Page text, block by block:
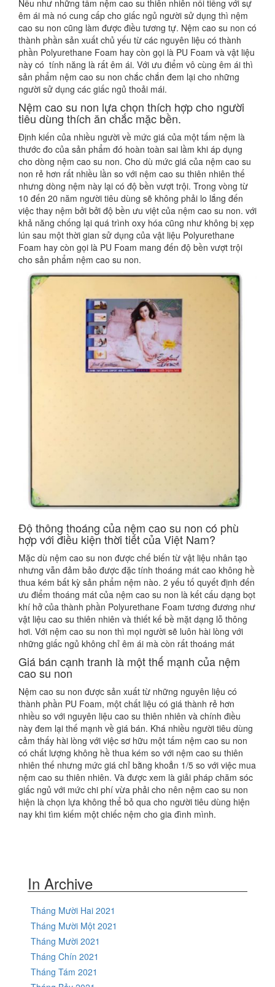
Nếu như những tấm nệm cao su thiên nhiên nổi tiếng với sự
êm ái mà nó cung cấp cho giấc ngủ người sử dụng thì nệm
cao su non cũng làm được điều tương tự. Nệm cao su non có
thành phần sản xuất chủ yếu từ các nguyên liệu có thành
phần Polyurethane Foam hay còn gọi là PU Foam và vật liệu
này có tính năng là rất êm ái. Với ưu điểm vô cùng êm ái thì
sản phẩm nệm cao su non chắc chắn đem lại cho những
người sử dụng các giấc ngủ thoải mái.
Nệm cao su non lựa chọn thích hợp cho người
tiêu dùng thích ăn chắc mặc bền.
Định kiến của nhiều người về mức giá của một tấm nệm là
thước đo của sản phẩm đó hoàn toàn sai lầm khi áp dụng
cho dòng nệm cao su non. Cho dù mức giá của nệm cao su
non rẻ hơn rất nhiều lần so với nệm cao su thiên nhiên thế
nhưng dòng nệm này lại có độ bền vượt trội. Trong vòng từ
10 đến 20 năm người tiêu dùng sẽ không phải lo lắng đến
việc thay nệm bởi bởi độ bền ưu việt của nệm cao su non. với
khả năng chống lại quá trình oxy hóa cũng như không bị xẹp
lún sau một thời gian sử dụng của vật liệu Polyurethane
Foam hay còn gọi là PU Foam mang đến độ bền vượt trội
cho sản phẩm nệm cao su non.
Độ thông thoáng của nệm cao su non có phù
hợp với điều kiện thời tiết của Việt Nam?
Mặc dù nệm cao su non được chế biến từ vật liệu nhân tạo
nhưng vẫn đảm bảo được đặc tính thoáng mát cao không hề
thua kém bất kỳ sản phẩm nệm nào. 2 yếu tố quyết định đến
ưu điểm thoáng mát của nệm cao su non là kết cấu dạng bọt
khí hở của thành phần Polyurethane Foam tương đương như
vật liệu cao su thiên nhiên và thiết kế bề mặt dạng lỗ thông
hơi. Với nệm cao su non thì mọi người sẽ luôn hài lòng với
những giấc ngủ không chỉ êm ái mà còn rất thoáng mát
Giá bán cạnh tranh là một thế mạnh của nệm
cao su non
Nệm cao su non được sản xuất từ những nguyên liệu có
thành phần PU Foam, một chất liệu có giá thành rẻ hơn
nhiều so với nguyên liệu cao su thiên nhiên và chính điều
này đem lại thế mạnh về giá bán. Khá nhiều người tiêu dùng
cảm thấy hài lòng với việc sơ hữu một tấm nệm cao su non
có chất lượng không hề thua kém so với nệm cao su thiên
nhiên thế nhưng mức giá chỉ bằng khoẳn 1/5 so với việc mua
nệm cao su thiên nhiên. Và được xem là giải pháp chăm sóc
giấc ngủ với mức chi phí vừa phải cho nên nệm cao su non
hiện là chọn lựa không thể bỏ qua cho người tiêu dùng hiện
nay khi tìm kiếm một chiếc nệm cho gia đình mình.
In Archive
Tháng Mười Hai 2021
Tháng Mười Một 2021
Tháng Mười 2021
Tháng Chín 2021
Tháng Tám 2021